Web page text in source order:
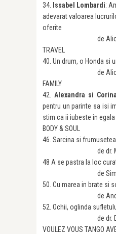
34. Issabel Lombardi:
adevarat valoarea
oferite
de Alice
TRAVEL
40. Un drum, o Honda si
de Alice
FAMILY
42.Alexandra si
pentru un parinte sa isi
stim ca ii iubeste in
BODY & SOUL
46. Sarcina si frumusetea
de dr.
48 A se pastra la loc
de Simona
50. Cu marea in brate si
de
52. Ochii, oglinda
de dr. Dan
VOULEZ VOUS TANGO